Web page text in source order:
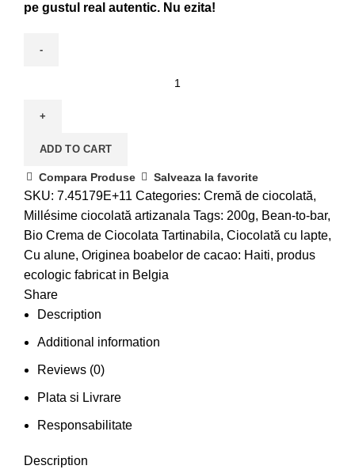
pe gustul real autentic. Nu ezita!
ADD TO CART
Compara Produse Salveaza la favorite
SKU: 7.45179E+11 Categories: Cremă de ciocolată,
Millésime ciocolată artizanala Tags: 200g, Bean-to-bar,
Bio Crema de Ciocolata Tartinabila, Ciocolată cu lapte,
Cu alune, Originea boabelor de cacao: Haiti, produs
ecologic fabricat in Belgia
Share
Description
Additional information
Reviews (0)
Plata si Livrare
Responsabilitate
Description